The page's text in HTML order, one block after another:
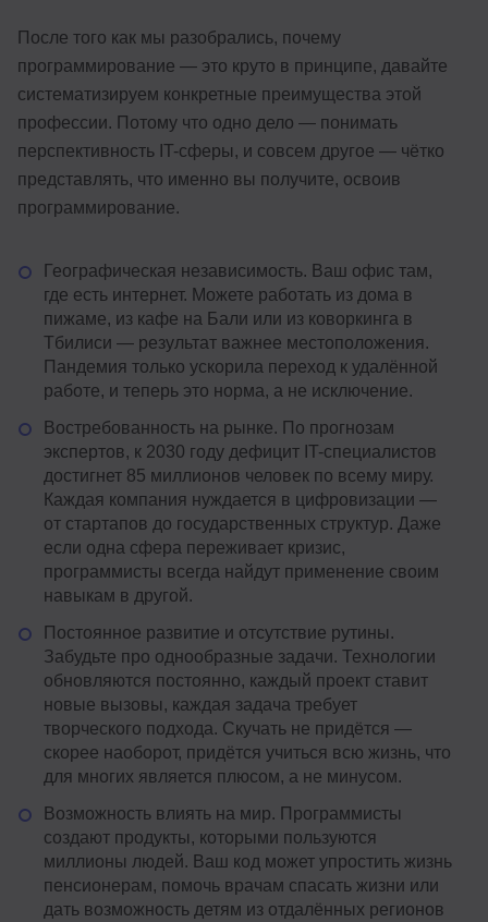
После того как мы разобрались, почему
программирование — это круто в принципе, давайте
систематизируем конкретные преимущества этой
профессии. Потому что одно дело — понимать
перспективность IT-сферы, и совсем другое — чётко
представлять, что именно вы получите, освоив
программирование.
Географическая независимость. Ваш офис там,
где есть интернет. Можете работать из дома в
пижаме, из кафе на Бали или из коворкинга в
Тбилиси — результат важнее местоположения.
Пандемия только ускорила переход к удалённой
работе, и теперь это норма, а не исключение.
Востребованность на рынке. По прогнозам
экспертов, к 2030 году дефицит IT-специалистов
достигнет 85 миллионов человек по всему миру.
Каждая компания нуждается в цифровизации —
от стартапов до государственных структур. Даже
если одна сфера переживает кризис,
программисты всегда найдут применение своим
навыкам в другой.
Постоянное развитие и отсутствие рутины.
Забудьте про однообразные задачи. Технологии
обновляются постоянно, каждый проект ставит
новые вызовы, каждая задача требует
творческого подхода. Скучать не придётся —
скорее наоборот, придётся учиться всю жизнь, что
для многих является плюсом, а не минусом.
Возможность влиять на мир. Программисты
создают продукты, которыми пользуются
миллионы людей. Ваш код может упростить жизнь
пенсионерам, помочь врачам спасать жизни или
дать возможность детям из отдалённых регионов